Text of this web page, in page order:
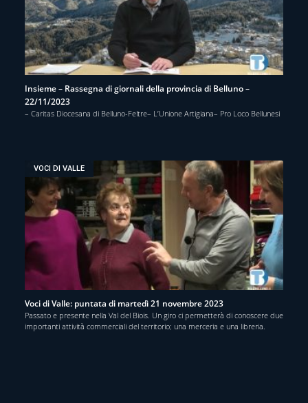
Insieme – Rassegna di giornali della provincia di Belluno –
22/11/2023
– Caritas Diocesana di Belluno-Feltre– L’Unione Artigiana– Pro Loco Bellunesi
VOCI DI VALLE
Voci di Valle: puntata di martedì 21 novembre 2023
Passato e presente nella Val del Biois. Un giro ci permetterà di conoscere due
importanti attività commerciali del territorio; una merceria e una libreria.